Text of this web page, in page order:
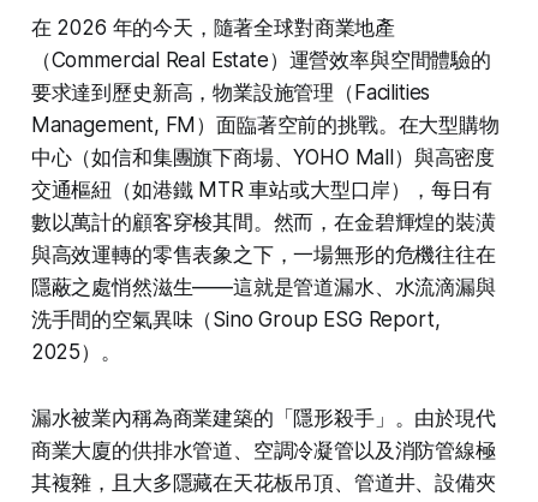
在 2026 年的今天，隨著全球對商業地產
（Commercial Real Estate）運營效率與空間體驗的
要求達到歷史新高，物業設施管理（Facilities
Management, FM）面臨著空前的挑戰。在大型購物
中心（如信和集團旗下商場、YOHO Mall）與高密度
交通樞紐（如港鐵 MTR 車站或大型口岸），每日有
數以萬計的顧客穿梭其間。然而，在金碧輝煌的裝潢
與高效運轉的零售表象之下，一場無形的危機往往在
隱蔽之處悄然滋生——這就是管道漏水、水流滴漏與
洗手間的空氣異味（Sino Group ESG Report,
2025）。
漏水被業內稱為商業建築的「隱形殺手」。由於現代
商業大廈的供排水管道、空調冷凝管以及消防管線極
其複雜，且大多隱藏在天花板吊頂、管道井、設備夾